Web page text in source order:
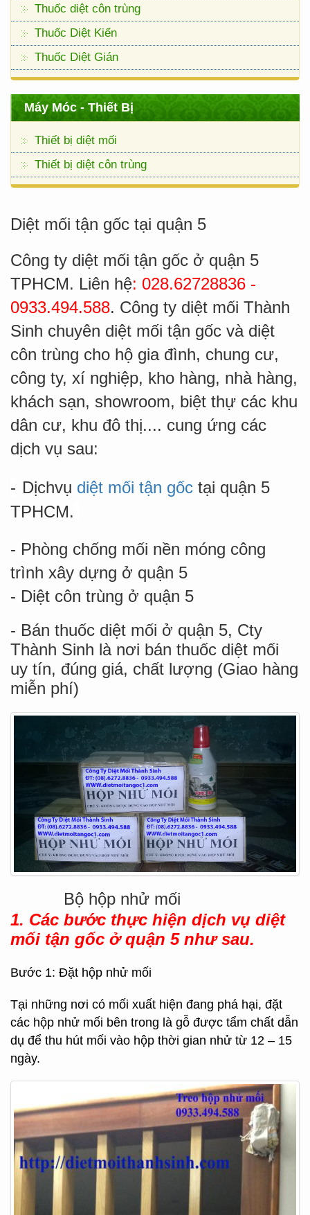
Thuốc diệt côn trùng
Thuốc Diệt Kiến
Thuốc Diệt Gián
Máy Móc - Thiết Bị
Thiết bị diệt mối
Thiết bị diệt côn trùng
Diệt mối tận gốc tại quận 5
Công ty diệt mối tận gốc ở quận 5
TPHCM. Liên hệ: 028.62728836 -
0933.494.588. Công ty diệt mối Thành
Sinh chuyên diệt mối tận gốc và diệt
côn trùng cho hộ gia đình, chung cư,
công ty, xí nghiệp, kho hàng, nhà hàng,
khách sạn, showroom, biệt thự các khu
dân cư, khu đô thị.... cung ứng các
dịch vụ sau:
- Dịchvụ diệt mối tận gốc tại quận 5
TPHCM.
- Phòng chống mối nền móng công
trình xây dựng ở quận 5
- Diệt côn trùng ở quận 5
- Bán thuốc diệt mối ở quận 5, Cty
Thành Sinh là nơi bán thuốc diệt mối
uy tín, đúng giá, chất lượng (Giao hàng
miễn phí)
Bộ hộp nhử mối
1. Các bước thực hiện dịch vụ diệt
mối tận gốc ở quận 5 như sau.
Bước 1: Đặt hộp nhử mối
Tại những nơi có mối xuất hiện đang phá hại, đặt
các hộp nhử mối bên trong là gỗ được tẩm chất dẫn
dụ để thu hút mối vào hộp thời gian nhử từ 12 – 15
ngày.